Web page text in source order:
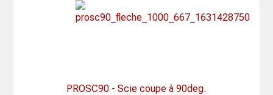
PROSC90 - Scie coupe à 90deg.